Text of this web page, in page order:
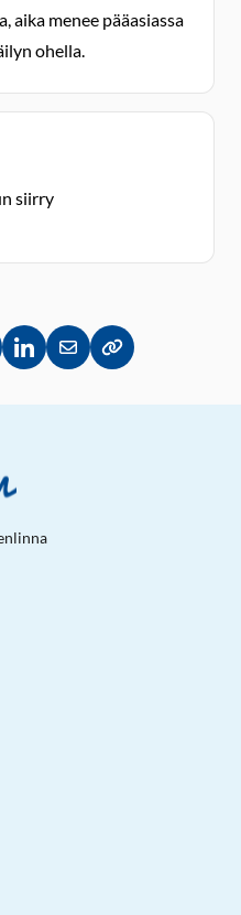
aika menee pääasiassa
ohella.
siirry
Twitterissä
Jaa LinkedInissä
Jaa sähköpostitse
Kopioi linkki